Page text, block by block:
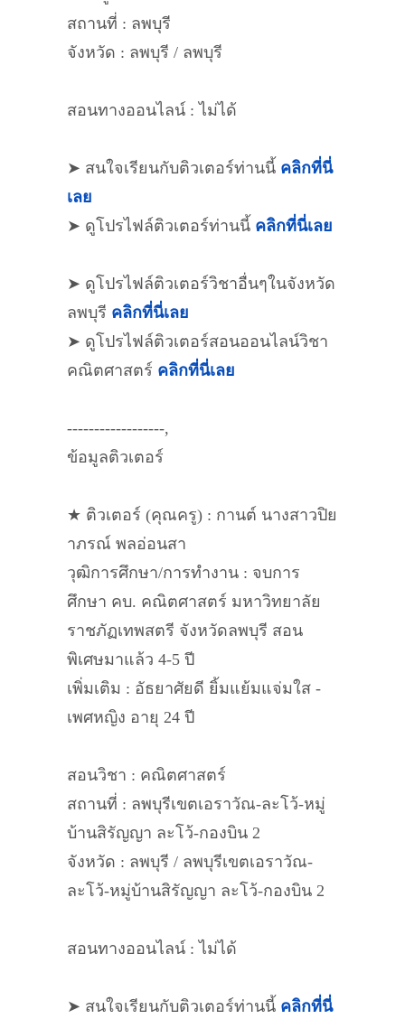
สถานที่ : ลพบุรี
จังหวัด : ลพบุรี / ลพบุรี
สอนทางออนไลน์ : ไม่ได้
➤ สนใจเรียนกับติวเตอร์ท่านนี้ คลิกที่นี่
เลย
➤ ดูโปรไฟล์ติวเตอร์ท่านนี้ คลิกที่นี่เลย
➤ ดูโปรไฟล์ติวเตอร์วิชาอื่นๆในจังหวัด
ลพบุรี คลิกที่นี่เลย
➤ ดูโปรไฟล์ติวเตอร์สอนออนไลน์วิชา
คณิตศาสตร์ คลิกที่นี่เลย
------------------,
ข้อมูลติวเตอร์
★ ติวเตอร์ (คุณครู) : กานต์ นางสาวปิย
าภรณ์ พลอ่อนสา
วุฒิการศึกษา/การทำงาน : จบการ
ศึกษา คบ. คณิตศาสตร์ มหาวิทยาลัย
ราชภัฏเทพสตรี จังหวัดลพบุรี สอน
พิเศษมาแล้ว 4-5 ปี
เพิ่มเติม : อัธยาศัยดี ยิ้มแย้มแจ่มใส -
เพศหญิง อายุ 24 ปี
สอนวิชา : คณิตศาสตร์
สถานที่ : ลพบุรีเขตเอราวัณ-ละโว้-หมู่
บ้านสิรัญญา ละโว้-กองบิน 2
จังหวัด : ลพบุรี / ลพบุรีเขตเอราวัณ-
ละโว้-หมู่บ้านสิรัญญา ละโว้-กองบิน 2
สอนทางออนไลน์ : ไม่ได้
➤ สนใจเรียนกับติวเตอร์ท่านนี้ คลิกที่นี่